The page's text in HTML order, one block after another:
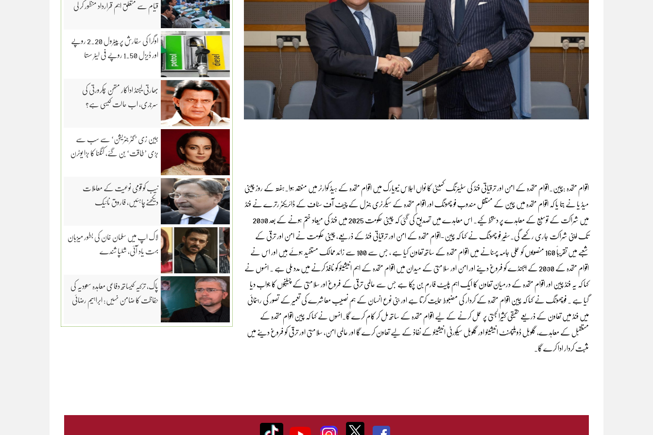
اقوام متحدہ :چین۔اقوام متحدہ کے امن اور ترقیاتی فنڈ کی سٹیئرنگ کمیٹی کا نواں اجلاس نیویارک میں اقوام متحدہ کے ہیڈ کوارٹر میں منعقد ہوا۔ہفتہ کے روز چینی
میڈ یا نے بتا یا کہ اقوام متحدہ میں چین کے مستقل مندوب فو چھونگ اور اقوام متحدہ کے سیکرٹری جنرل کے چیف آف سٹاف کے ڈائریکٹر رترے نے فنڈ
میں شراکت کے توسیع کے معاہدے پر دستخط کیے۔ اس معاہدے میں تصدیق کی گئی کہ چینی حکومت 2025 میں فنڈ کی میعاد ختم ہونے کے بعد 2030
تک اپنی شراکت جاری رکھے گی۔سفیر فو چھونگ نے کہا کہ چین-اقوام متحدہ کے امن اور ترقیاتی فنڈ کے ذریعے، چینی حکومت نے امن اور ترقی کے
شعبے میں تقریباً 160 منصوبوں کو عملی جامہ پہنانے میں اقوام متحدہ کے ساتھ تعاون کیا ہے ، جس سے 100 سے زائد ممالک مستفید ہوئے ہیں اور اس نے
اقوام متحدہ کے 2030 کے ایجنڈے کو فروغ دینے اور امن اور سلامتی کے میدان میں اقوام متحدہ کے اہم انیشیٹو کو نافذ کرنے میں مدد ملی ہے ۔ انہوں نے
کہا کہ یہ فنڈ چین اور اقوام متحدہ کے درمیان تعاون کا ایک اہم پلیٹ فارم بن چکا ہے جس سے عالمی ترقی کے فروغ اور سلامتی کے چیلنجوں کا جواب دیا
گیا ہے ۔ فوچھونگ نے کہا کہ چین اقوام متحدہ کے کردار کی مضبوط حمایت کرتا ہے اور بنی نوع انسان کے ہم نصیب معاشرے کی تعمیر کے تصور کی رہنمائی
میں فنڈ میں تعاون کے ذریعے حقیقی کثیرالجہتی پر عمل کرنے کے لیے اقوام متحدہ کے ساتھ مل کر کام کرے گا۔انہوں نے کہا کہ چین اقوام متحدہ کے
مستقبل کے معاہدے، گلوبل ڈویلپمنٹ انیشیٹو اور گلوبل سیکورٹی انیشیٹو کے نفاذ کے لیے تعاون کرے گا اور عالمی امن، سلامتی اور ترقی کو فروغ دینے میں
مثبت کردار ادا کرے گا۔
قیام سے متعلق اہم قرارداد منظور کر لی
اوگرا کی سفارش پر پیٹرول 2.20 روپے
اور ڈیزل 1.50 روپے فی لیٹر سستا
بھارتی لیجنڈ اداکار متھن چکرورتی کی
سرجری، اب حالت کیسی ہے؟
جین زی ’گٹر جنریشن‘ سے سب سے
بڑی ’طاقت‘ بن گئے، کنگنا کا بڑا یوٹرن
نیب کو قومی نوعیت کے معاملات
دیکھنےچاہئیں، فاروق نائیک
لاک اپ میں سلمان خان کی بطور میزبان
بہت یاد آئی، شلپا شندے
پاک، ترکیہ کیساتھ دفاعی معاہدہ سعودیہ کی
حفاظت کا ضامن نہیں: ابراہیم رضائی